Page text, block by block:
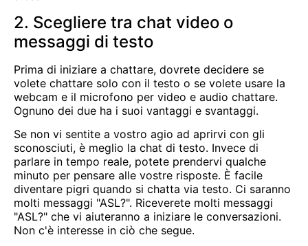
2. Scegliere tra chat video o
messaggi di testo
Prima di iniziare a chattare, dovrete decidere se
volete chattare solo con il testo o se volete usare la
webcam e il microfono per video e audio chattare.
Ognuno dei due ha i suoi vantaggi e svantaggi.
Se non vi sentite a vostro agio ad aprirvi con gli
sconosciuti, è meglio la chat di testo. Invece di
parlare in tempo reale, potete prendervi qualche
minuto per pensare alle vostre risposte. È facile
diventare pigri quando si chatta via testo. Ci saranno
molti messaggi "ASL?". Riceverete molti messaggi
"ASL?" che vi aiuteranno a iniziare le conversazioni.
Non c'è interesse in ciò che segue.